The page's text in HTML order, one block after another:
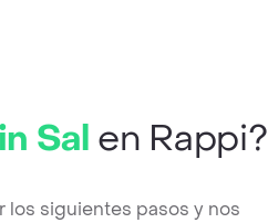
Sal en Rappi?
los siguientes pasos y nos